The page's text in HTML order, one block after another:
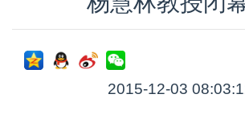
2015-12-03